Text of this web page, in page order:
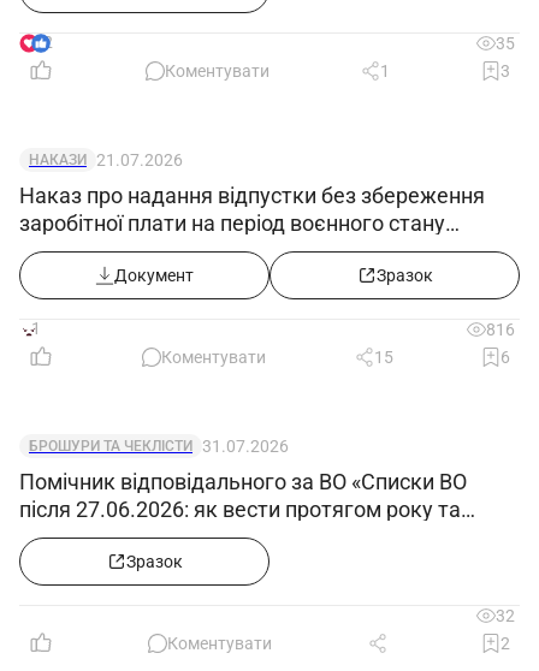
2
35
Коментувати
1 3
НАКАЗИ 21.07.2026
Наказ про надання відпустки без збереження
заробітної плати на період воєнного стану
(продовження з 02.08.2026)
Документ Зразок
1
816
Коментувати
15 6
БРОШУРИ ТА ЧЕКЛІСТИ 31.07.2026
Помічник відповідального за ВО «Списки ВО
після 27.06.2026: як вести протягом року та
відображати звільнених, мобілізованих»
Зразок
32
Коментувати
2